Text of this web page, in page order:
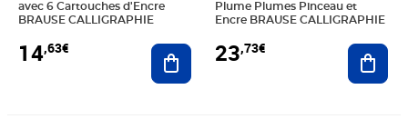
avec 6 Cartouches d'Encre
BRAUSE CALLIGRAPHIE
14,63€ Ajouter au panier
Plume Plumes Pinceau et
Encre BRAUSE CALLIGRAPHIE
23,73€